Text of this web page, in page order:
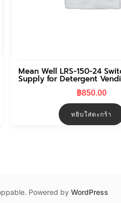
Mean Well LRS-150-24
Supply for Detergent
฿850.00
หยิบใส่ตะกร้า
Powered by WordPress